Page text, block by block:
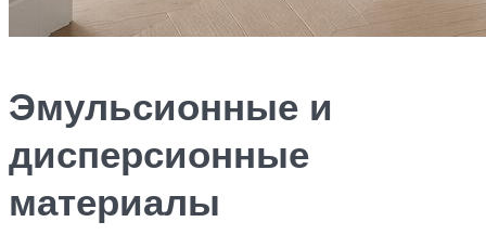
Эмульсионные и
дисперсионные
материалы